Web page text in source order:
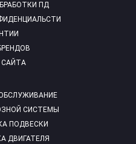
СИСТЕМЫ
ПОДВЕСКИ
ДВИГАТЕЛЯ
ПД
САЙТА